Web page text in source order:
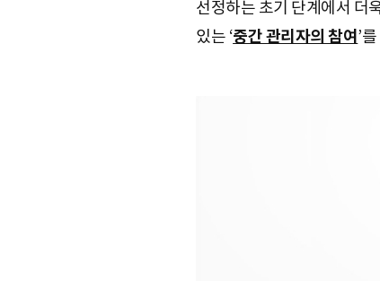
선정하는 초기 단계에서 더
있는 ‘중간 관리자의 참여 ’